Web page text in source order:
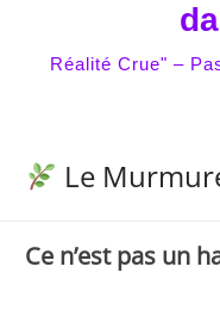
Réalité Crue" –
Le
Ce n’est pas un